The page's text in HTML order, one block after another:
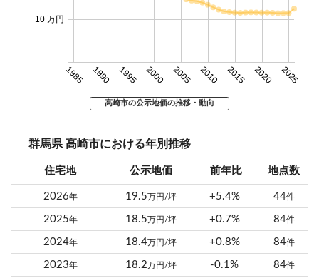
1985 1990 1995 2000 2005 2010 2015 2020 2025
10 万円
高崎市の公示地価の推移・動向
群馬県 高崎市における年別推移
住宅地 公示地価 前年比 地点数
2026年 19.5 万円/坪 +5.4% 44件
2025年 18.5 万円/坪 +0.7% 84件
2024年 18.4 万円/坪 +0.8% 84件
2023年 18.2 万円/坪 -0.1% 84件